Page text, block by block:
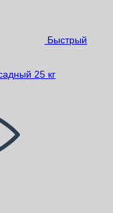
Быстрый